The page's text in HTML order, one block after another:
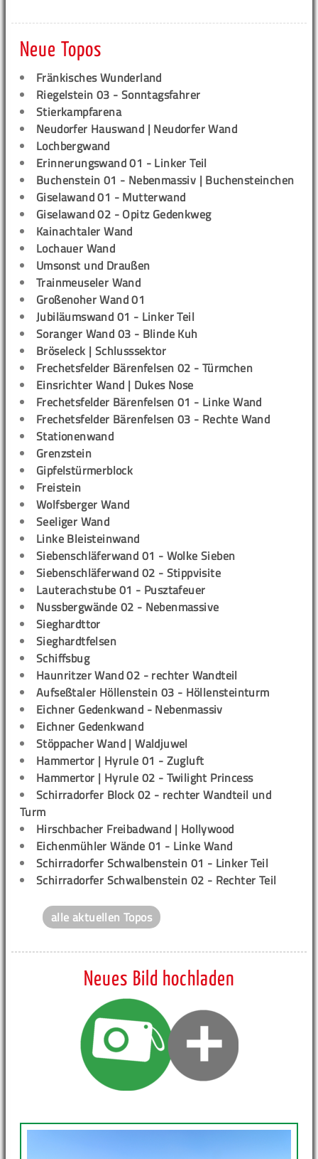
Neue Topos
Fränkisches Wunderland
Riegelstein 03 - Sonntagsfahrer
Stierkampfarena
Neudorfer Hauswand | Neudorfer Wand
Lochbergwand
Erinnerungswand 01 - Linker Teil
Buchenstein 01 - Nebenmassiv | Buchensteinchen
Giselawand 01 - Mutterwand
Giselawand 02 - Opitz Gedenkweg
Kainachtaler Wand
Lochauer Wand
Umsonst und Draußen
Trainmeuseler Wand
Großenoher Wand 01
Jubiläumswand 01 - Linker Teil
Soranger Wand 03 - Blinde Kuh
Bröseleck | Schlusssektor
Frechetsfelder Bärenfelsen 02 - Türmchen
Einsrichter Wand | Dukes Nose
Frechetsfelder Bärenfelsen 01 - Linke Wand
Frechetsfelder Bärenfelsen 03 - Rechte Wand
Stationenwand
Grenzstein
Gipfelstürmerblock
Freistein
Wolfsberger Wand
Seeliger Wand
Linke Bleisteinwand
Siebenschläferwand 01 - Wolke Sieben
Siebenschläferwand 02 - Stippvisite
Lauterachstube 01 - Pusztafeuer
Nussbergwände 02 - Nebenmassive
Sieghardttor
Sieghardtfelsen
Schiffsbug
Haunritzer Wand 02 - rechter Wandteil
Aufseßtaler Höllenstein 03 - Höllensteinturm
Eichner Gedenkwand - Nebenmassiv
Eichner Gedenkwand
Stöppacher Wand | Waldjuwel
Hammertor | Hyrule 01 - Zugluft
Hammertor | Hyrule 02 - Twilight Princess
Schirradorfer Block 02 - rechter Wandteil und
Turm
Hirschbacher Freibadwand | Hollywood
Eichenmühler Wände 01 - Linke Wand
Schirradorfer Schwalbenstein 01 - Linker Teil
Schirradorfer Schwalbenstein 02 - Rechter Teil
alle aktuellen Topos
Neues Bild hochladen